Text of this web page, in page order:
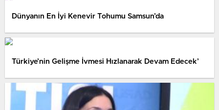
Dünyanın En İyi Kenevir Tohumu Samsun’da
Türkiye’nin Gelişme İvmesi Hızlanarak Devam Edecek’